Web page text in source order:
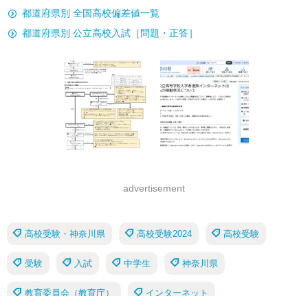
都道府県別 全国高校偏差値一覧
都道府県別 公立高校入試［問題・正答］
advertisement
高校受験・神奈川県 高校受験2024 高校受験
受験 入試 中学生 神奈川県
教育委員会（教育庁） インターネット